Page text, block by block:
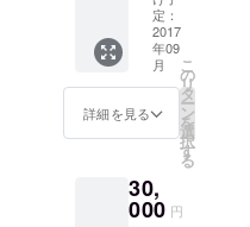
う！定：
2017
年09
月
詳細を見る
こ
の
リ
タ
ー
ン
を
選
択
す
る
30,
000 円